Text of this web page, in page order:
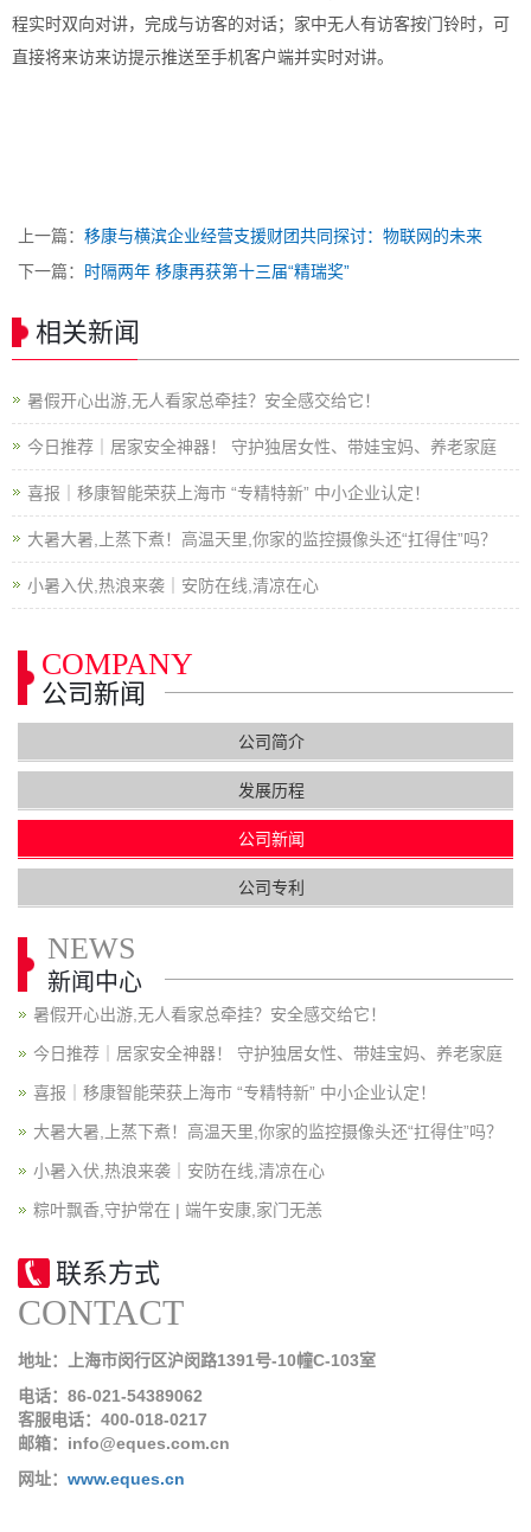
程实时双向对讲，完成与访客的对话；家中无人有访客按门铃时，可
直接将来访来访提示推送至手机客户端并实时对讲。
上一篇： 移康与横滨企业经营支援财团共同探讨：物联网的未来
下一篇：
时隔两年 移康再获第十三届“精瑞奖”
相关新闻
暑假开心出游,无人看家总牵挂？安全感交给它！
今日推荐｜居家安全神器！ 守护独居女性、带娃宝妈、养老家庭
喜报｜移康智能荣获上海市 “专精特新” 中小企业认定！
大暑大暑,上蒸下煮！高温天里,你家的监控摄像头还“扛得住”吗？
小暑入伏,热浪来袭｜安防在线,清凉在心
COMPANY
公司新闻
公司简介
发展历程
公司新闻
公司专利
NEWS
新闻中心
暑假开心出游,无人看家总牵挂？安全感交给它！
今日推荐｜居家安全神器！ 守护独居女性、带娃宝妈、养老家庭
喜报｜移康智能荣获上海市 “专精特新” 中小企业认定！
大暑大暑,上蒸下煮！高温天里,你家的监控摄像头还“扛得住”吗？
小暑入伏,热浪来袭｜安防在线,清凉在心
粽叶飘香,守护常在 | 端午安康,家门无恙
联系方式
CONTACT
地址：上海市闵行区沪闵路1391号-10幢C-103室
电话：86-021-54389062
客服电话：400-018-0217
邮箱：info@eques.com.cn
网址： www.eques.cn